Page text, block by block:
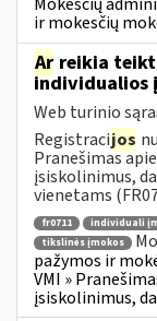
ir mokesčių
Ar reikia
individualios
Web turinio
Registracijos
Pranešimas
įsiskolinimus,
vienetams
fr0711 individuali
tikslinės įmokos
pažymos ir
VMI »
įsiskolinimus,